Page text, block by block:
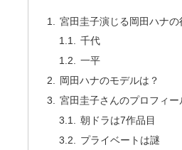
宮田圭子演じる岡田ハナの
千代
一平
岡田ハナのモデルは？
宮田圭子さんのプロフィー
朝ドラは7作品目
プライベートは謎